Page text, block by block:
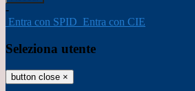
-
Entra con SPID Entra con CIE
Seleziona utente
button close ×